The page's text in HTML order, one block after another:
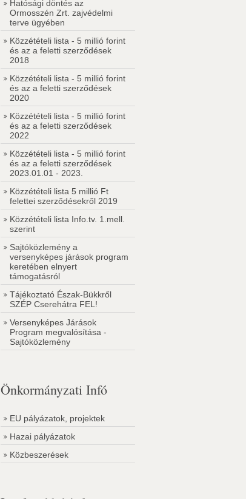
Hatósági döntés az
Ormosszén Zrt. zajvédelmi
terve ügyében
Közzétételi lista - 5 millió forint
és az a feletti szerződések
2018
Közzétételi lista - 5 millió forint
és az a feletti szerződések
2020
Közzétételi lista - 5 millió forint
és az a feletti szerződések
2022
Közzétételi lista - 5 millió forint
és az a feletti szerződések
2023.01.01 - 2023.
Közzétételi lista 5 millió Ft
felettei szerződésekről 2019
Közzétételi lista Info.tv. 1.mell.
szerint
Sajtóközlemény a
versenyképes járások program
keretében elnyert
támogatásról
Tájékoztató Észak-Bükkről
SZÉP Cserehátra FEL!
Versenyképes Járások
Program megvalósítása -
Sajtóközlemény
Önkormányzati Infó
EU pályázatok, projektek
Hazai pályázatok
Közbeszerések